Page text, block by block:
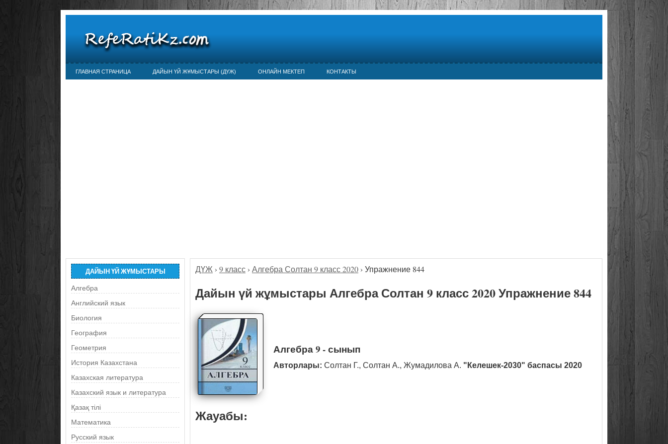
ГЛАВНАЯ СТРАНИЦА ДАЙЫН ҮЙ ЖҰМЫСТАРЫ (ДҮЖ) ОНЛАЙН МЕКТЕП КОНТАКТЫ
ДАЙЫН ҮЙ ЖҰМЫСТАРЫ
Алгебра
Английский язык
Биология
География
Геометрия
История Казахстана
Казахская литература
Казахский язык и литература
Қазақ тілі
Математика
Русский язык
ДҮЖ › 9 класс › Алгебра Солтан 9 класс 2020 › Упражнение 844
Дайын үй жұмыстары Алгебра Солтан 9 класс 2020 Упражнение 844
Алгебра 9 - сынып
Авторлары: Солтан Г., Солтан А., Жумадилова А. "Келешек-2030" баспасы 2020
Жауабы: